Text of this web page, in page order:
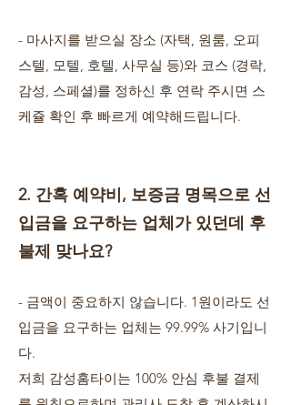
- 마사지를 받으실 장소 (자택, 원룸, 오피
스텔, 모텔, 호텔, 사무실 등)와 코스 (경락,
감성, 스페셜)를 정하신 후 연락 주시면 스
케쥴 확인 후 빠르게 예약해드립니다.
2. 간혹 예약비, 보증금 명목으로 선
입금을 요구하는 업체가 있던데 후
불제 맞나요?
- 금액이 중요하지 않습니다. 1원이라도 선
입금을 요구하는 업체는 99.99% 사기입니
다.
저희 감성홈타이는 100% 안심 후불 결제